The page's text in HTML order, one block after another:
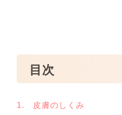
目次
1. 皮膚のしくみ